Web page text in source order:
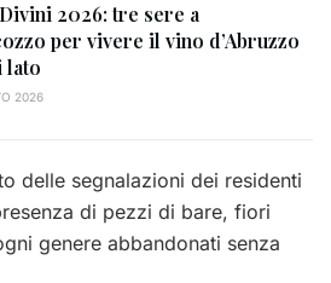
2026: tre sere a
per vivere il vino d’Abruzzo
lato
2026
delle segnalazioni dei residenti
di pezzi di bare, fiori
genere abbandonati senza